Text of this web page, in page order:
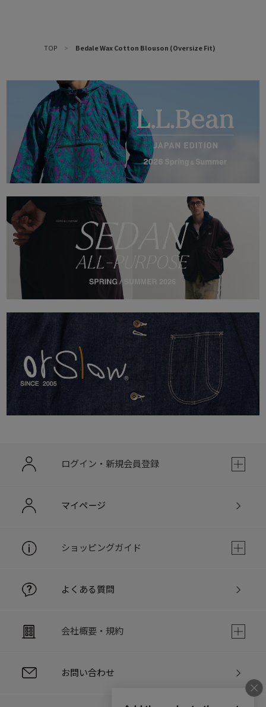
TOP > Bedale Wax Cotton Blouson (Oversize Fit)
ログイン・新規会員登録
マイページ
ショッピングガイド
よくある質問
会社概要・規約
お問い合わせ